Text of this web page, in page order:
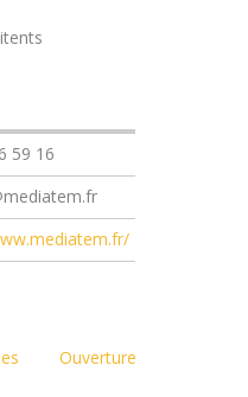
59 16
Ouverture